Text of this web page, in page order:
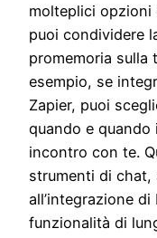
molteplici opzioni
puoi condividere
promemoria sulla
esempio, se
Zapier, puoi
quando e
incontro con te.
strumenti di chat,
all’integrazione
funzionalità di